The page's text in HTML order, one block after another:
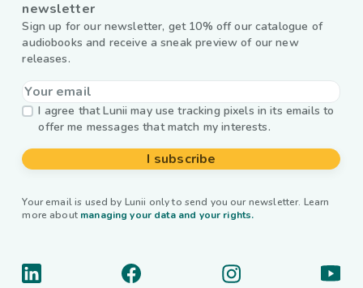
newsletter
Sign up for our newsletter, get 10% off our catalogue of
audiobooks and receive a sneak preview of our new
releases.
I agree that Lunii may use tracking pixels in its emails to
offer me messages that match my interests.
I subscribe
Your email is used by Lunii only to send you our newsletter. Learn
more about managing your data and your rights.